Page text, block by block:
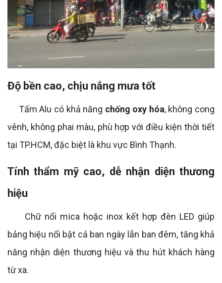
Độ bền cao, chịu nắng mưa tốt
Tấm Alu có khả năng chống oxy hóa, không cong
vênh, không phai màu, phù hợp với điều kiện thời tiết
tại TP.HCM, đặc biệt là khu vực Bình Thạnh.
Tính thẩm mỹ cao, dễ nhận diện thương
hiệu
Chữ nổi mica hoặc inox kết hợp đèn LED giúp
bảng hiệu nổi bật cả ban ngày lẫn ban đêm, tăng khả
năng nhận diện thương hiệu và thu hút khách hàng
từ xa.